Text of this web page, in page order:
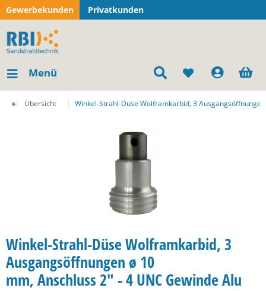
Gewerbekunden Privatkunden
Menü
Übersicht Winkel-Strahl-Düse Wolframkarbid, 3
Winkel-Strahl-Düse Wolframkarbid, 3
Ausgangsöffnungen ø 10
mm, Anschluss 2" - 4 UNC Gewinde Alu